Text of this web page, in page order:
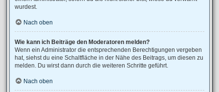
wurdest.
Nach oben
Wie kann ich Beiträge den Moderatoren melden?
Wenn ein Administrator die entsprechenden Berechtigungen vergeben
hat, siehst du eine Schaltfläche in der Nähe des Beitrags, um diesen zu
melden. Du wirst dann durch die weiteren Schritte geführt.
Nach oben